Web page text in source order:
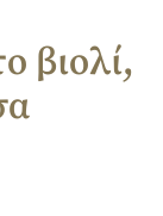
βιολί,